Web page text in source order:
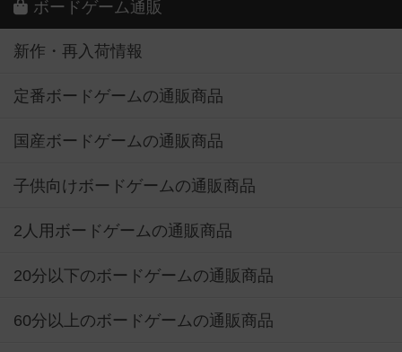
ボードゲーム通販
新作・再入荷情報
定番ボードゲームの通販商品
国産ボードゲームの通販商品
子供向けボードゲームの通販商品
2人用ボードゲームの通販商品
20分以下のボードゲームの通販商品
60分以上のボードゲームの通販商品